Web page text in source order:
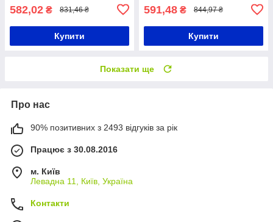
582,02 ₴ 831,46 ₴
Купити
591,48 ₴ 844,97 ₴
Купити
Показати ще
Про нас
90% позитивних з 2493 відгуків за рік
Працює з 30.08.2016
м. Київ
Левадна 11, Київ, Україна
Контакти